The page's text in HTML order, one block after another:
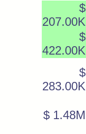
$
207.00K
$
422.00K
$
283.00K
$ 1.48M